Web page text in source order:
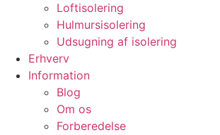
Loftisolering
Hulmursisolering
Udsugning af isolering
Erhverv
Information
Blog
Om os
Forberedelse